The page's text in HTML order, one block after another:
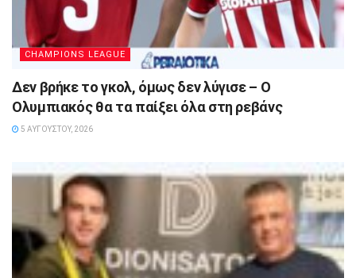
CHAMPIONS LEAGUE
Δεν βρήκε το γκολ, όμως δεν λύγισε – Ο
Ολυμπιακός θα τα παίξει όλα στη ρεβάνς
5 ΑΥΓΟΎΣΤΟΥ, 2026